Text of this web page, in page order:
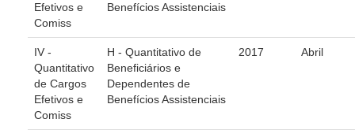
Estatísticas
Pesquisa de metas Nacionais
Acessibilidade
Editais de Credenciamento
Pontos de Inclusão Digital
Efetivos e
Comiss
Benefícios Assistenciais
IV -
Quantitativo
de Cargos
Efetivos e
Comiss
H - Quantitativo de
Beneficiários e
Dependentes de
Benefícios Assistenciais
2017 Abril